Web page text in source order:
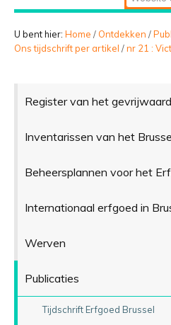
BELEVEN
zoeken...
U bent hier: Home / Ontdekken /
Ons tijdschrift per artikel /nr 21 :
Register van het
Inventarissen van het
Beheersplannen voor het
Internationaal erfgoed in
Werven
Publicaties
Tijdschrift Erfgoed Brussel